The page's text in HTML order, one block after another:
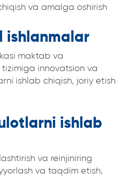
va amalga oshirish
ishlanmalar
maktab va
innovatsion va
ishlab chiqish, joriy etish
ishlab
va reinjiniring
va taqdim etish,